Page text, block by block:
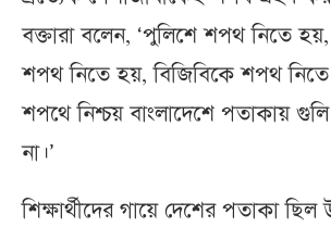
বক্তারা বলেন, ‘পুলিশে শপথ নিতে হয়,
শপথ নিতে হয়, বিজিবিকে শপথ
শপথে নিশ্চয় বাংলাদেশে পতাকায়
না।’
শিক্ষার্থীদের গায়ে দেশের পতাকা ছিল